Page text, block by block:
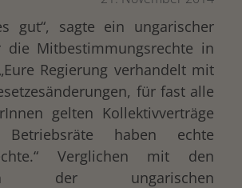
gut“, sagte ein ungarischer
die Mitbestimmungsrechte in
Regierung verhandelt mit
für fast alle
gelten Kollektivverträge
haben echte
Verglichen mit den
der ungarischen